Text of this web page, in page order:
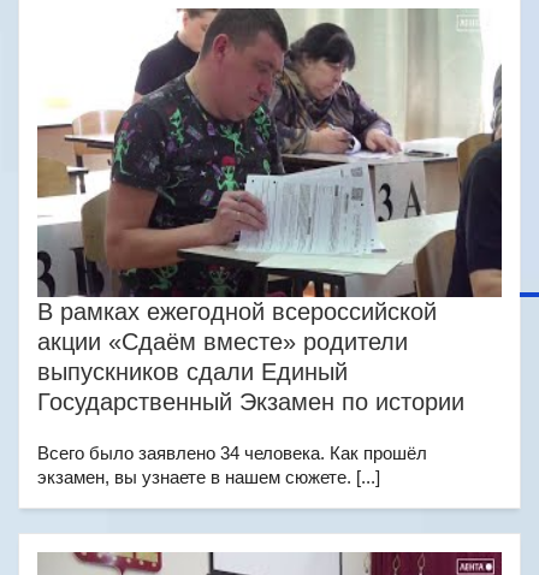
В рамках ежегодной всероссийской
акции «Сдаём вместе» родители
выпускников сдали Единый
Государственный Экзамен по истории
Всего было заявлено 34 человека. Как прошёл
экзамен, вы узнаете в нашем сюжете. [...]